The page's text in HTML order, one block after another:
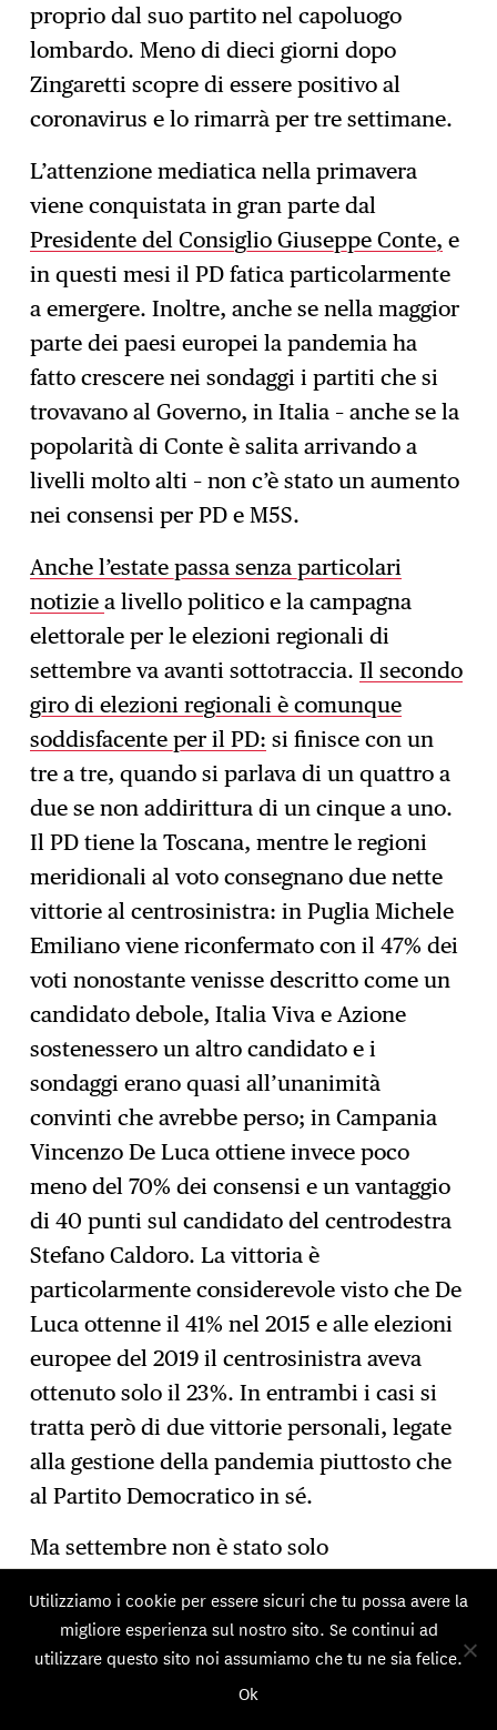
proprio dal suo partito nel capoluogo
lombardo. Meno di dieci giorni dopo
Zingaretti scopre di essere positivo al
coronavirus e lo rimarrà per tre settimane.
L’attenzione mediatica nella primavera
viene conquistata in gran parte dal
Presidente del Consiglio Giuseppe Conte, e
in questi mesi il PD fatica particolarmente
a emergere. Inoltre, anche se nella maggior
parte dei paesi europei la pandemia ha
fatto crescere nei sondaggi i partiti che si
trovavano al Governo, in Italia – anche se la
popolarità di Conte è salita arrivando a
livelli molto alti – non c’è stato un aumento
nei consensi per PD e M5S.
Anche l’estate passa senza particolari
notiziea livello politico e la campagna
elettorale per le elezioni regionali di
settembre va avanti sottotraccia.Il secondo
giro di elezioni regionali è comunque
soddisfacente per il PD: si finisce con un
tre a tre, quando si parlava di un quattro a
due se non addirittura di un cinque a uno.
Il PD tiene la Toscana, mentre le regioni
meridionali al voto consegnano due nette
vittorie al centrosinistra: in Puglia Michele
Emiliano viene riconfermato con il 47% dei
voti nonostante venisse descritto come un
candidato debole, Italia Viva e Azione
sostenessero un altro candidato e i
sondaggi erano quasi all’unanimità
convinti che avrebbe perso; in Campania
Vincenzo De Luca ottiene invece poco
meno del 70% dei consensi e un vantaggio
di 40 punti sul candidato del centrodestra
Stefano Caldoro. La vittoria è
particolarmente considerevole visto che De
Luca ottenne il 41% nel 2015 e alle elezioni
europee del 2019 il centrosinistra aveva
ottenuto solo il 23%. In entrambi i casi si
tratta però di due vittorie personali, legate
alla gestione della pandemia piuttosto che
al Partito Democratico in sé.
Ma settembre non è stato solo
ha infatti perso le Marche, dove il
presidente uscente Luca Ceriscioli non è
stato ricandidato e il suo sostituto Maurizio
Utilizziamo i cookie per essere sicuri che tu possa avere la
migliore esperienza sul nostro sito. Se continui ad
utilizzare questo sito noi assumiamo che tu ne sia felice.
Ok